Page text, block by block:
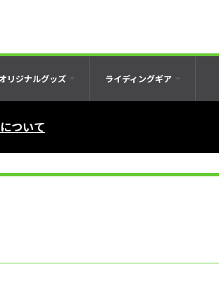
リジナルグッズ ライディングギア
ついて